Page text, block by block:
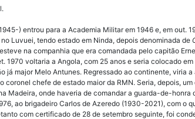
) entrou para a Academia Militar em 1946 e, em out.
Luvuei, tendo estado em Ninda, depois denominada de
na companhia que era comandada pelo capitão
1970 voltaria a Angola, com 25 anos e seria colocado
já major Melo Antunes. Regressado ao continente, viria
coronel chefe de estado maior da RMN. Seria, depois,
Madeira, onde haveria de comandar a guarda-de-honra
ao brigadeiro Carlos de Azeredo (1930-2021), com o
com certificado de 28 de setembro seguinte, foi